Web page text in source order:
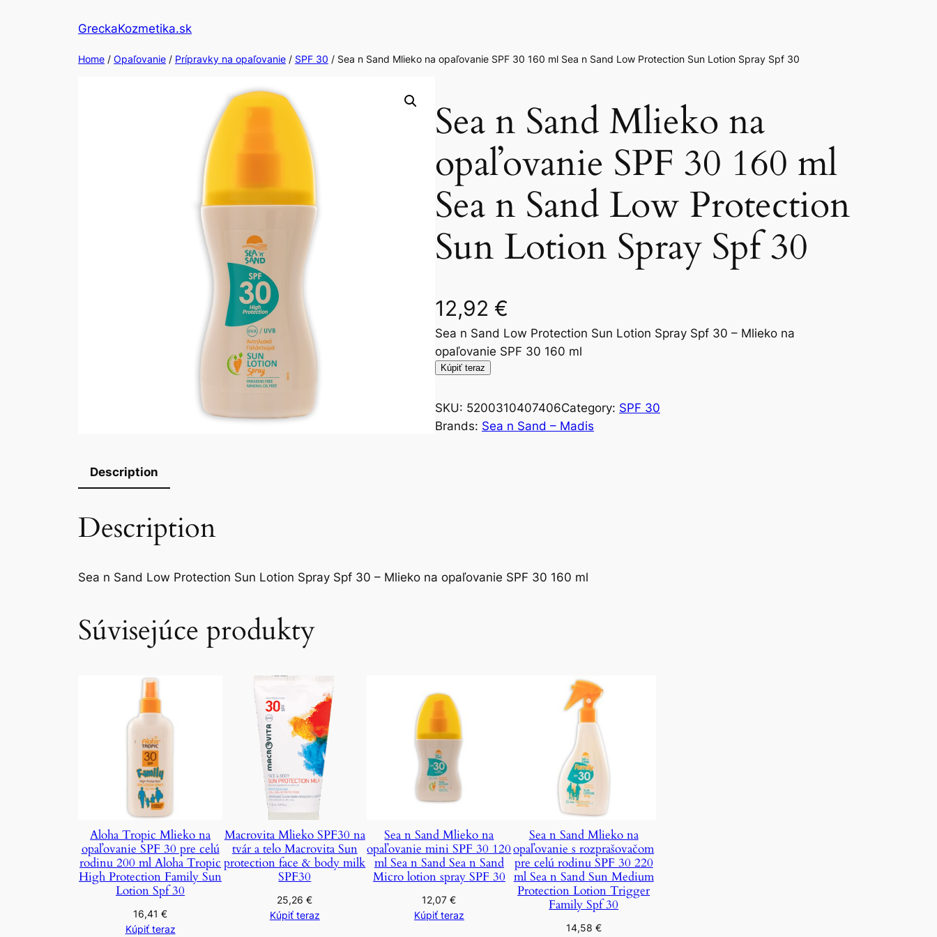
GreckaKozmetika.sk
Home / Opaľovanie / Prípravky na opaľovanie / SPF 30 / Sea n Sand Mlieko na opaľovanie SPF 30 160 ml Sea n Sand Low Protection Sun Lotion Spray Spf 30
Sea n Sand Mlieko na
opaľovanie SPF 30 160 ml
Sea n Sand Low Protection
Sun Lotion Spray Spf 30
12,92 €
Sea n Sand Low Protection Sun Lotion Spray Spf 30 – Mlieko na
opaľovanie SPF 30 160 ml
Kúpiť teraz
SKU: 5200310407406Category: SPF 30
Brands: Sea n Sand – Madis
Description
Description
Sea n Sand Low Protection Sun Lotion Spray Spf 30 – Mlieko na opaľovanie SPF 30 160 ml
Súvisejúce produkty
Aloha Tropic Mlieko na
opaľovanie SPF 30 pre celú
rodinu 200 ml Aloha Tropic
High Protection Family Sun
Lotion Spf 30
16,41€
Kúpiť teraz
Macrovita Mlieko SPF30 na
tvár a telo Macrovita Sun
protection face & body milk
SPF30
25,26€
Kúpiť teraz
Sea n Sand Mlieko na
opaľovanie mini SPF 30 120
ml Sea n Sand Sea n Sand
Micro lotion spray SPF 30
12,07€
Kúpiť teraz
Sea n Sand Mlieko na
opaľovanie s rozprašovačom
pre celú rodinu SPF 30 220
ml Sea n Sand Sun Medium
Protection Lotion Trigger
Family Spf 30
14,58 €